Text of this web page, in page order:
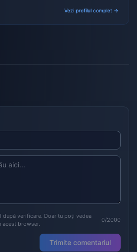
Vezi profilul complet →
după verificare. Doar tu poți vedea
browser.
0/2000
Trimite comentariul